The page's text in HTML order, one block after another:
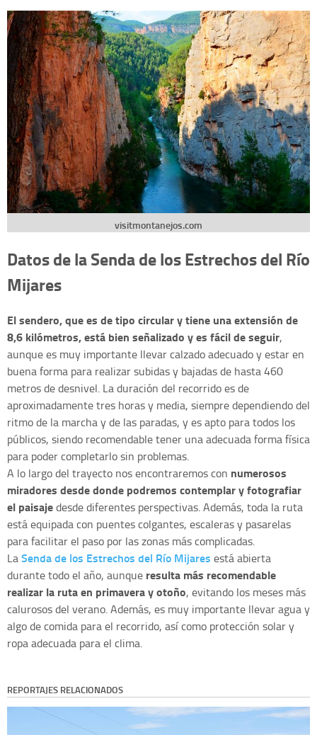
visitmontanejos.com
Datos de la Senda de los Estrechos del Río
Mijares
El sendero, que es de tipo circular y tiene una extensión de
8,6 kilómetros, está bien señalizado y es fácil de seguir,
aunque es muy importante llevar calzado adecuado y estar en
buena forma para realizar subidas y bajadas de hasta 460
metros de desnivel. La duración del recorrido es de
aproximadamente tres horas y media, siempre dependiendo del
ritmo de la marcha y de las paradas, y es apto para todos los
públicos, siendo recomendable tener una adecuada forma física
para poder completarlo sin problemas.
A lo largo del trayecto nos encontraremos con numerosos
miradores desde donde podremos contemplar y fotografiar
el paisajedesde diferentes perspectivas. Además, toda la ruta
está equipada con puentes colgantes, escaleras y pasarelas
para facilitar el paso por las zonas más complicadas.
LaSenda de los Estrechos del Río Mijares está abierta
durante todo el año, aunque resulta más recomendable
realizar la ruta en primavera y otoño, evitando los meses más
calurosos del verano. Además, es muy importante llevar agua y
algo de comida para el recorrido, así como protección solar y
ropa adecuada para el clima.
REPORTAJES RELACIONADOS